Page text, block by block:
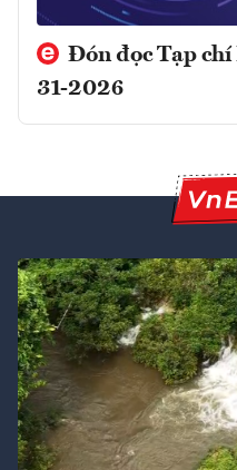
Đón đọc Tạp
31-2026